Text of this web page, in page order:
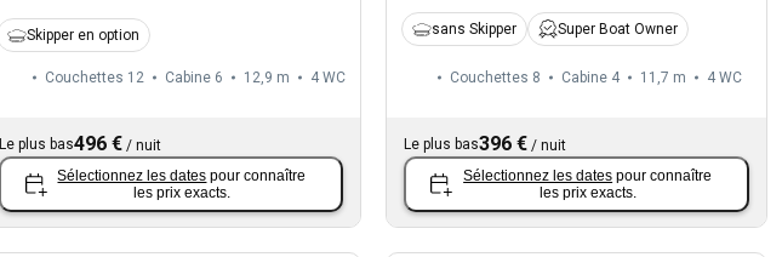
Skipper en option
Couchettes 12 Cabine 6 12,9 m 4 WC
Le plus bas496 €/ nuit
Sélectionnez les dates pour connaître
les prix exacts.
sans Skipper Super Boat Owner
Couchettes 8 Cabine 4 11,7 m 4 WC
Le plus bas396 € /nuit
Sélectionnez les dates pour connaître
les prix exacts.